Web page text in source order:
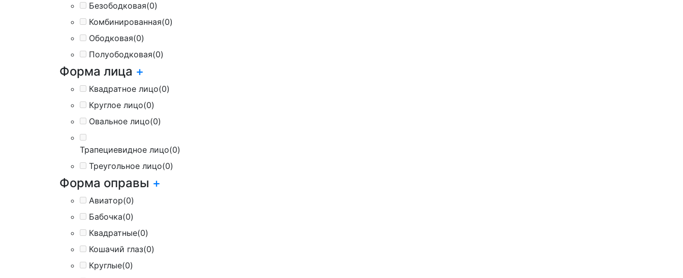
Безободковая(0)
Комбинированная(0)
Ободковая(0)
Полуободковая(0)
Форма лица +
Квадратное лицо(0)
Круглое лицо(0)
Овальное лицо(0)
Трапециевидное лицо(0)
Треугольное лицо(0)
Форма оправы +
Авиатор(0)
Бабочка(0)
Квадратные(0)
Кошачий глаз(0)
Круглые(0)